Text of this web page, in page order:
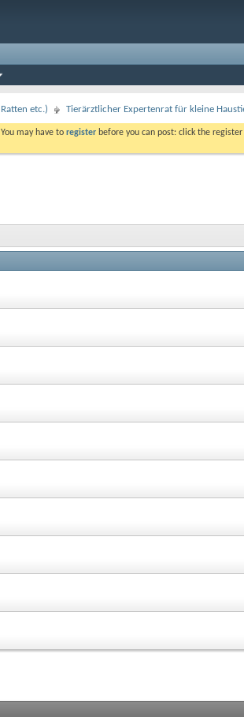
etc.) Tierärztlicher Expertenrat für kleine
may have to register before you can post: click the